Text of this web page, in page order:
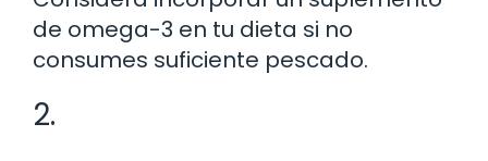
de omega-3 en tu dieta si no
consumes suficiente pescado.
2.